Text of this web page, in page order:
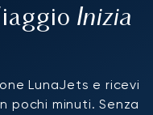
Inizia
LunaJets e ricevi
pochi minuti. Senza